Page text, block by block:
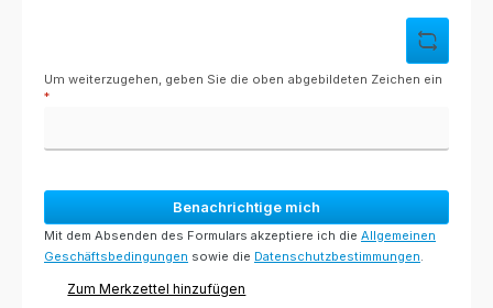
Um weiterzugehen, geben Sie die oben abgebildeten Zeichen ein
*
Benachrichtige mich
Mit dem Absenden des Formulars akzeptiere ich die Allgemeinen
Geschäftsbedingungen sowie die Datenschutzbestimmungen
Zum Merkzettel hinzufügen